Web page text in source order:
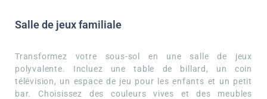
Salle de jeux familiale
Transformez votre sous-sol en une salle de jeux
polyvalente. Incluez une table de billard, un coin
télévision, un espace de jeu pour les enfants et un petit
bar. Choisissez des couleurs vives et des meubles